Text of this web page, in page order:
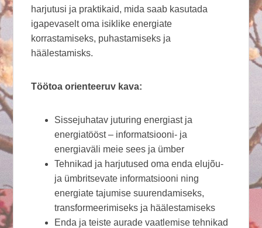
harjutusi ja praktikaid, mida saab kasutada
igapevaselt oma isiklike energiate
korrastamiseks, puhastamiseks ja
häälestamisks.
Töötoa orienteeruv kava:
Sissejuhatav juturing energiast ja
energiatööst – informatsiooni- ja
energiaväli meie sees ja ümber
Tehnikad ja harjutused oma enda elujõu-
ja ümbritsevate informatsiooni ning
energiate tajumise suurendamiseks,
transformeerimiseks ja häälestamiseks
Enda ja teiste aurade vaatlemise tehnikad